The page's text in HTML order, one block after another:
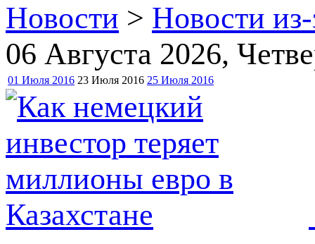
Новости > Новости
06 Августа 2026,
01 Июля 2016 23 Июля 2016 25 Июля 2016